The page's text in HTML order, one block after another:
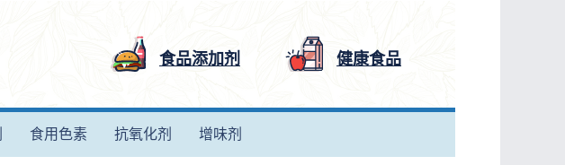
食品添加剂 健康食品
食用色素 抗氧化剂 增味剂